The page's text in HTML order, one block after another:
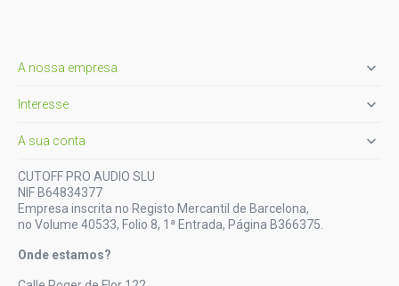
A nossa empresa 
Interesse 
A sua conta 
CUTOFF PRO AUDIO SLU
NIF B64834377
Empresa inscrita no Registo Mercantil de Barcelona,
no Volume 40533, Folio 8, 1ª Entrada, Página B366375.
Onde estamos?